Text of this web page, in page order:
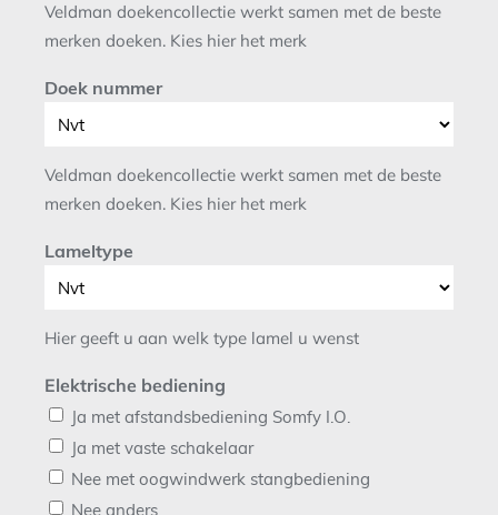
Veldman doekencollectie werkt samen met de beste
merken doeken. Kies hier het merk
Doek nummer
Veldman doekencollectie werkt samen met de beste
merken doeken. Kies hier het merk
Lameltype
Hier geeft u aan welk type lamel u wenst
Elektrische bediening
Ja met afstandsbediening Somfy I.O.
Ja met vaste schakelaar
Nee met oogwindwerk stangbediening
Nee anders